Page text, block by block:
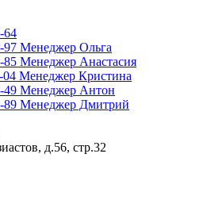
64
97 Менеджер Ольга
85 Менеджер Анастасия
04 Менеджер Кристина
49 Менеджер Антон
89 Менеджер Дмитрий
д.56, стр.32